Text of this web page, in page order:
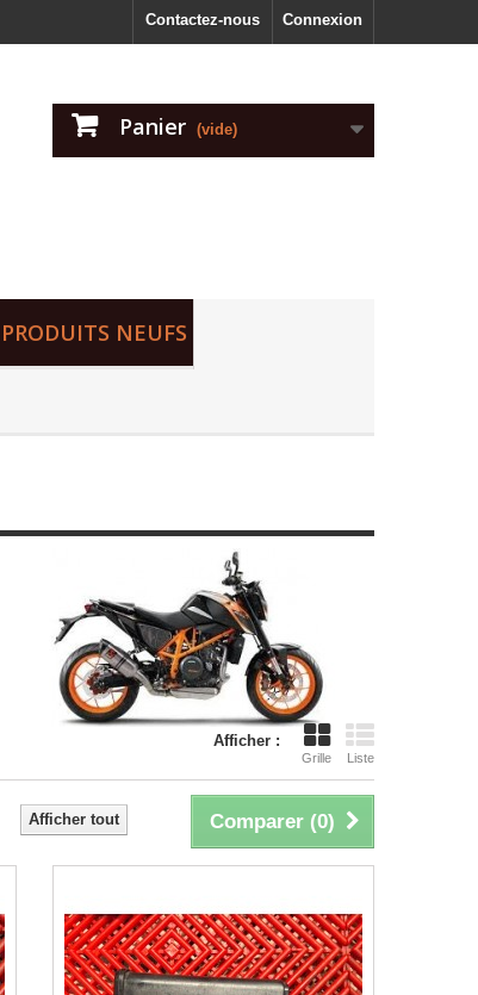
Connexion
Contactez-nous
Panier (vide)
PRODUITS NEUFS
Afficher :
Grille Liste
Comparer (0)
Afficher tout